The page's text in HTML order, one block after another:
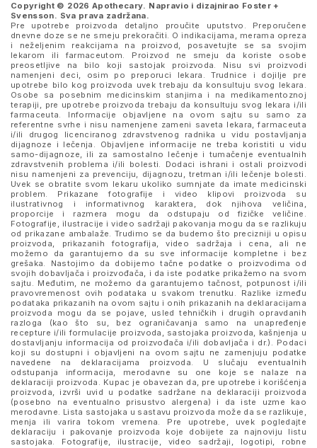
Copyright © 2026 Apothecary. Napravio i dizajnirao Foster +
Svensson. Sva prava zadržana.
Pre upotrebe proizvoda detaljno proučite uputstvo. Preporučene
dnevne doze se ne smeju prekoračiti. O indikacijama, merama opreza
i neželjenim reakcijama na proizvod, posavetujte se sa svojim
lekarom ili farmaceutom. Proizvod ne smeju da koriste osobe
preosetljive na bilo koji sastojak proizvoda. Nisu svi proizvodi
namenjeni deci, osim po preporuci lekara. Trudnice i dojilje pre
upotrebe bilo kog proizvoda uvek trebaju da konsultuju svog lekara.
Osobe sa posebnim medicinskim stanjima i na medikamentoznoj
terapiji, pre upotrebe proizvoda trebaju da konsultuju svog lekara i/ili
farmaceuta. Informacije objavljene na ovom sajtu su samo za
referentne svrhe i nisu namenjene zameni saveta lekara, farmaceuta
i/ili drugog licenciranog zdravstvenog radnika u vidu postavljanja
dijagnoze i lečenja. Objavljene informacije ne treba koristiti u vidu
samo-dijagnoze, ili za samostalno lečenje i tumačenje eventualnih
zdravstvenih problema i/ili bolesti. Dodaci ishrani i ostali proizvodi
nisu namenjeni za prevenciju, dijagnozu, tretman i/ili lečenje bolesti.
Uvek se obratite svom lekaru ukoliko sumnjate da imate medicinski
problem. Prikazane fotografije i video klipovi proizvoda su
ilustrativnog i informativnog karaktera, dok njihova veličina,
proporcije i razmera mogu da odstupaju od fizičke veličine.
Fotografije, ilustracije i video sadržaji pakovanja mogu da se razlikuju
od prikazane ambalaže. Trudimo se da budemo što precizniji u opisu
proizvoda, prikazanih fotografija, video sadržaja i cena, ali ne
možemo da garantujemo da su sve informacije kompletne i bez
grešaka. Nastojimo da dobijemo tačne podatke o proizvodima od
svojih dobavljača i proizvođača, i da iste podatke prikažemo na svom
sajtu. Međutim, ne možemo da garantujemo tačnost, potpunost i/ili
pravovremenost ovih podataka u svakom trenutku. Razlike između
podataka prikazanih na ovom sajtu i onih prikazanih na deklaracijama
proizvoda mogu da se pojave, usled tehničkih i drugih opravdanih
razloga (kao što su, bez ograničavanja samo na unapređenje
recepture i/ili formulacije proizvoda, sastojaka proizvoda, kašnjenja u
dostavljanju informacija od proizvođača i/ili dobavljača i dr.). Podaci
koji su dostupni i objavljeni na ovom sajtu ne zamenjuju podatke
navedene na deklaracijama proizvoda. U slučaju eventualnih
odstupanja informacija, merodavne su one koje se nalaze na
deklaraciji proizvoda. Kupac je obavezan da, pre upotrebe i korišćenja
proizvoda, izvrši uvid u podatke sadržane na deklaraciji proizvoda
(posebno na eventualno prisustvo alergena) i da iste uzme kao
merodavne. Lista sastojaka u sastavu proizvoda može da se razlikuje,
menja ili varira tokom vremena. Pre upotrebe, uvek pogledajte
deklaraciju i pakovanje proizvoda koje dobijete za najnoviju listu
sastojaka. Fotografije, ilustracije, video sadržaji, logotipi, robne